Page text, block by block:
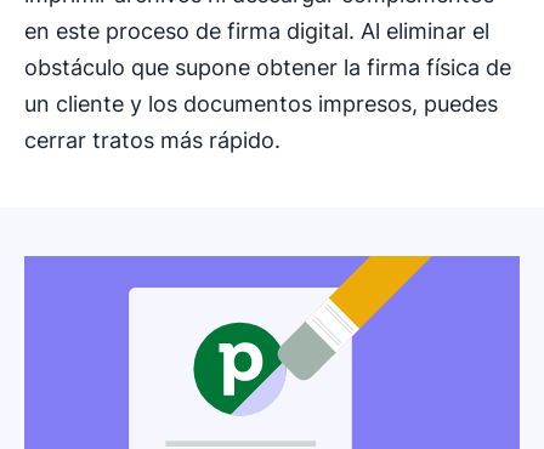
en este proceso de firma digital. Al eliminar el
obstáculo que supone obtener la firma física de
un cliente y los documentos impresos, puedes
cerrar tratos más rápido.